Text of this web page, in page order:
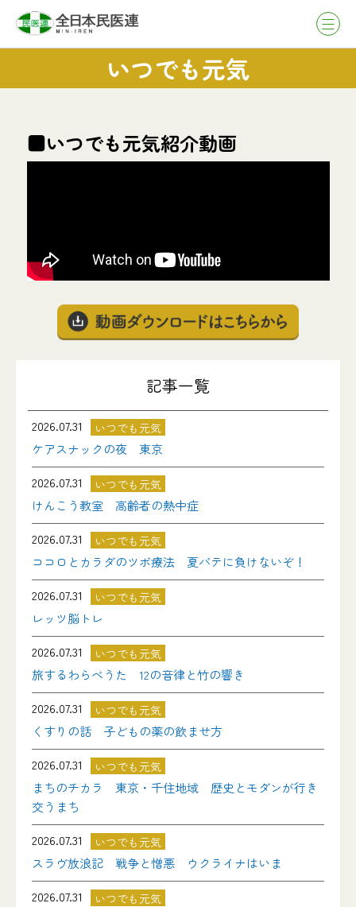
いつでも元気
■いつでも元気紹介動画
記事一覧
2026.07.31 いつでも元気
ケアスナックの夜 東京
2026.07.31
いつでも元気
けんこう教室 高齢者の熱中症
2026.07.31
いつでも元気
ココロとカラダのツボ療法 夏バテに負けないぞ！
2026.07.31
いつでも元気
レッツ脳トレ
2026.07.31
いつでも元気
旅するわらべうた 12の音律と竹の響き
2026.07.31
いつでも元気
くすりの話 子どもの薬の飲ませ方
2026.07.31
いつでも元気
まちのチカラ 東京・千住地域 歴史とモダンが行き
交うまち
2026.07.31
いつでも元気
スラヴ放浪記 戦争と憎悪 ウクライナはいま
2026.07.31
いつでも元気